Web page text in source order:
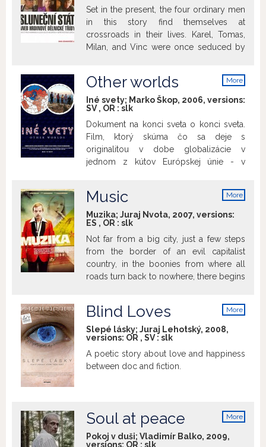
strateného sveta. Film, ktorý osloví tú
krehkú časť v nás...
Set in the present, the four ordinary men
in this story find themselves at
crossroads in their lives. Karel, Tomas,
Milan, and Vinc were once seduced by
times are changing - the company has
offered their jobs to foreign workers. The
friends try to solve their job loss by
going into business themselves. But
instead of the success they expected,
they only sink deeper into debt and go
through a number of unpleasant events
complicated. Personal crises and an
inability to adapt to new conditions are
the hallmarks of life in the real world, an
environment scarred by existential
uncertainty in a once rich industrial city...
More
Other worlds
Iné svety; Marko Škop, 2006, versions:
SV, OR : slk
Dokument na konci sveta o konci sveta.
Film, ktorý skúma čo sa deje s
originalitou v dobe globalizácie v
jednom z kútov Európskej únie - v
More
Music
Muzika; Juraj Nvota, 2007, versions:
ES , OR : slk
Not far from a big city, just a few steps
from the border of an evil capitalist
country, in the boonies from where all
roads turn back to nowhere, there begins
sunny side of life but instead he let his
music go down the drains. It is also a
story about his friends, desires and
dreams of freedom which was one of the
most precious, best guarded and least
More
Blind Loves
Slepé lásky; Juraj Lehotský, 2008,
versions: OR , SV: slk
A poetic story about love and happiness
between doc and fiction.
More
Soul at peace
Pokoj v duši; Vladimír Balko, 2009,
versions: OR : slk